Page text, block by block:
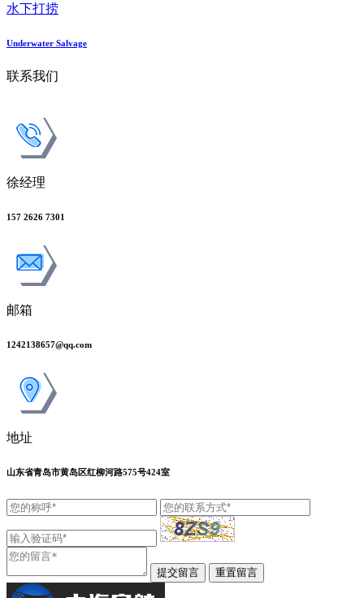
水下打捞
Underwater Salvage
联系我们
徐经理
157 2626 7301
邮箱
1242138657@qq.com
地址
山东省青岛市黄岛区红柳河路575号424室